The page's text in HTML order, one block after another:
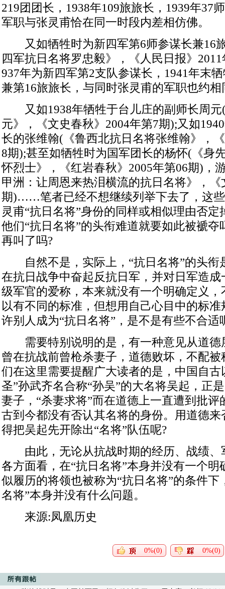
219团团长，1938年109旅旅长，1939年37
军职与张灵甫恰在同一时段内差相仿佛。
又如牺牲时为新四军第6师参谋长兼16
四军抗日名将罗忠毅》，《人民日报》
937年为新四军第2支队参谋长，1941年末
兼第16旅旅长，与同时张灵甫的军职也约相
又如1938年牺牲于台儿庄的副师长周元
元》，《文史春秋》2004年第7期);又如
长的张维翰(《鲁西北抗日名将张维翰》，
8期);甚至如牺牲时为国军团长的杨怀(《身
怀烈士》，《红岩春秋》2005年第06期)，
甲洲：让周恩来热泪横流的抗日名将》，《
期)……笔者已经不想继续列举下去了，这
灵甫“抗日名将”身份的同样或相似理由否定
他们“抗日名将”的头衔难道就要如此被褫夺
再叫了吗?
自然不是，实际上，“抗日名将”的头衔
在抗日战争中奋起反抗日军，并对日军造
级军官的爱称，本来就没有一个明确定义
以有不同的标准，但想用自己心目中的标
许别人成为“抗日名将”，是不是有些不合适
需要特别说明的是，有一种意见从道德
曾在抗战前曾枪杀妻子，道德败坏，不配被
们在这里需要提醒广大读者的是，中国自古
圣”孙武齐名合称“孙吴”的大名将吴起，正
妻子，“杀妻求将”而在道德上一直遭到批
古到今都没有否认其名将的身份。用道德
得把吴起先开除出“名将”队伍呢?
由此，无论从抗战时期的经历、战绩、
各方面看，在“抗日名将”本身并没有一个
似履历的将领也被称为“抗日名将”的条件下
名将”本身并没有什么问题。
来源:凤凰历史
0%(0) 0%(0)